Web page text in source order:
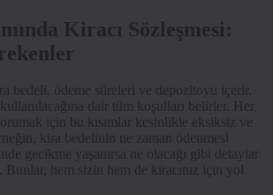
Kiracı Sözleşmesi:
bedeli, ödeme süreleri ve depozitoyu içerir.
dair tüm koşulları belirler. Her
için bu kısımlar kesinlikle eksiksiz ve
kira bedelinin ne zaman ödenmesi
gecikme yaşanırsa ne olacağı gibi detaylar
Bunlar, hem sizin hem de kiracınız için yol